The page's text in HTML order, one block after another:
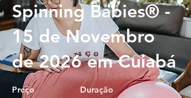
Spinning Babies® -
15 de Novembro
de 2026 em Cuiabá
Preço Duração